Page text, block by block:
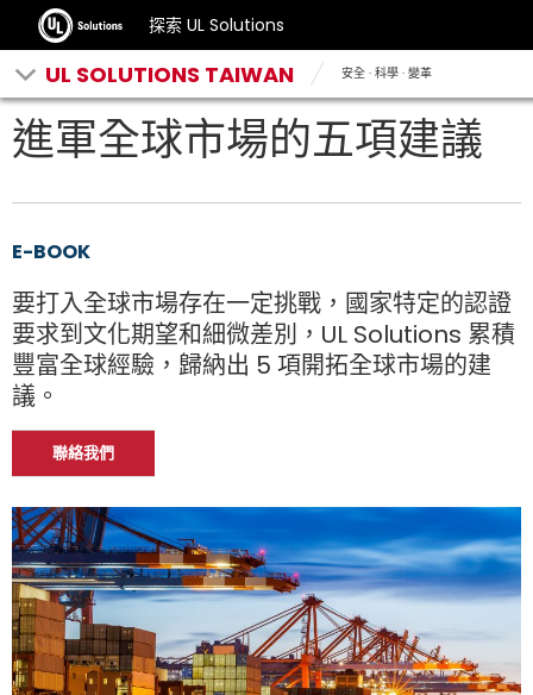
探索 UL Solutions
UL SOLUTIONS TAIWAN 安全 · 科學 · 變革
進軍全球市場的五項建議
E-BOOK
要打入全球市場存在一定挑戰，國家特定的認證
要求到文化期望和細微差別，UL Solutions 累積
豐富全球經驗，歸納出 5 項開拓全球市場的建
議。
聯絡我們